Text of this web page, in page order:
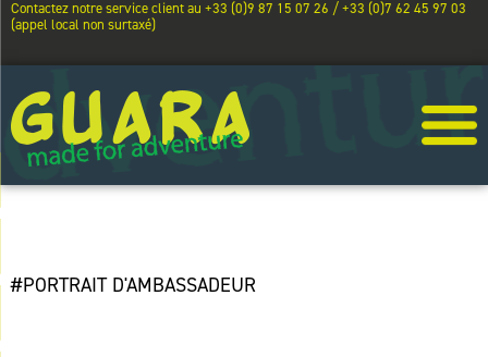
Contactez notre service client au +33 (0)9 87 15 07 26 / +33 (0)7 62 45 97 03
(appel local non surtaxé)
#PORTRAIT D'AMBASSADEUR